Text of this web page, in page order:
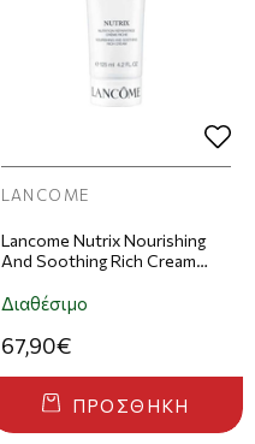
LANCOME
Lancome Nutrix Nourishing
And Soothing Rich Cream
Διαθέσιμο
67,90€
ΠΡΟΣΘΉΚΗ